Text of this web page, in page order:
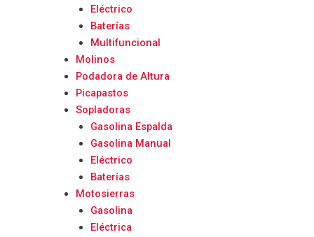
Eléctrico
Baterías
Multifuncional
Molinos
Podadora de Altura
Picapastos
Sopladoras
Gasolina Espalda
Gasolina Manual
Eléctrico
Baterías
Motosierras
Gasolina
Eléctrica